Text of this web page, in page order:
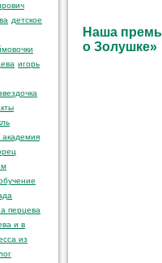
детское
игорь
академия
перцева
и в
из
Наша
о Золушке»